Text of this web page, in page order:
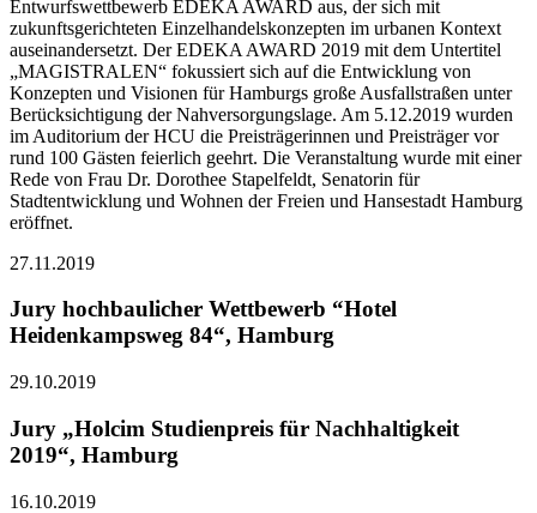
Entwurfswettbewerb EDEKA AWARD aus, der sich mit
zukunftsgerichteten Einzelhandelskonzepten im urbanen Kontext
auseinandersetzt. Der EDEKA AWARD 2019 mit dem Untertitel
„MAGISTRALEN“ fokussiert sich auf die Entwicklung von
Konzepten und Visionen für Hamburgs große Ausfallstraßen unter
Berücksichtigung der Nahversorgungslage. Am 5.12.2019 wurden
im Auditorium der HCU die Preisträgerinnen und Preisträger vor
rund 100 Gästen feierlich geehrt. Die Veranstaltung wurde mit einer
Rede von Frau Dr. Dorothee Stapelfeldt, Senatorin für
Stadtentwicklung und Wohnen der Freien und Hansestadt Hamburg
eröffnet.
27.11.2019
Jury hochbaulicher Wettbewerb “Hotel
Heidenkampsweg 84“, Hamburg
29.10.2019
Jury „Holcim Studienpreis für Nachhaltigkeit
2019“, Hamburg
16.10.2019